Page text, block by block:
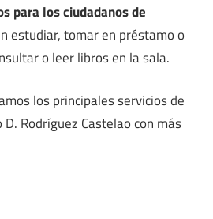
para los ciudadanos de
estudiar, tomar en préstamo o
o leer libros en la sala.
los principales servicios de
Rodríguez Castelao con más